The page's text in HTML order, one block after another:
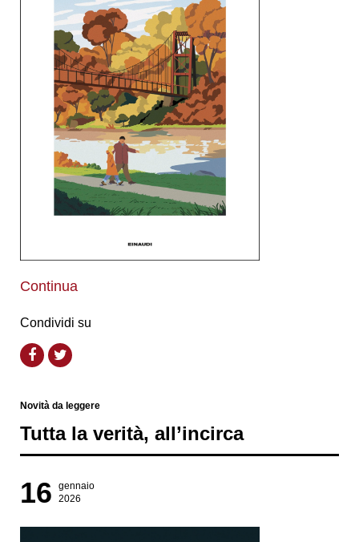
Continua
Condividi su
Novità da leggere
Tutta la verità, all’incirca
16
gennaio
2026